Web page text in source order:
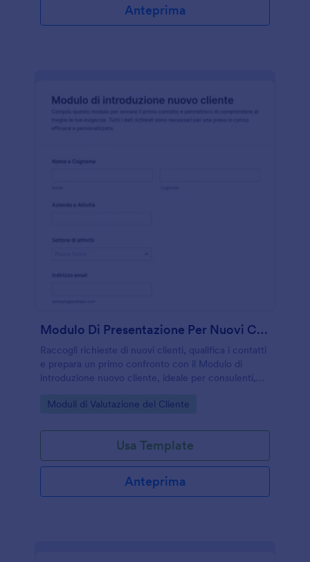
alle tue esigenze e condividilo facilmente con i tuoi
clienti: le risposte possono essere raccolte da
aggiungere il tuo logo, modificare colori e font
oppure inserire campi specifici per ottenere
esattamente i dati di cui hai bisogno.
Anteprima
Modulo Di Presentazione Per Nuovi Clienti
Raccogli richieste di nuovi clienti, qualifica i contatti
e prepara un primo confronto con il Modulo di
introduzione nuovo cliente, ideale per consulenti,
centralizzare la data collection.
Go to Category:
Moduli di Valutazione del Cliente
Usa Template
Anteprima